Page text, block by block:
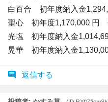
白百合 初年度納入金
聖心 初年度1,170,000 円
光塩 初年度納入金
晃華 初年度納入金
返信する